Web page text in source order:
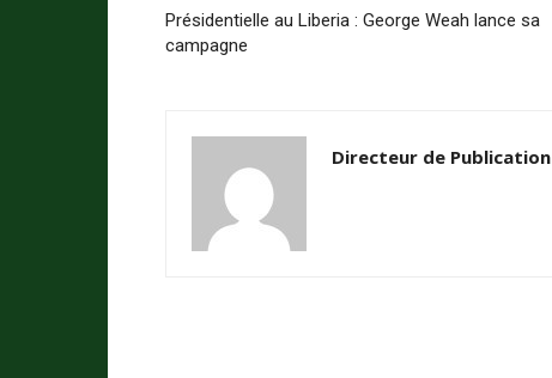
Présidentielle au Liberia : George Weah lance sa
campagne
Directeur de Publication